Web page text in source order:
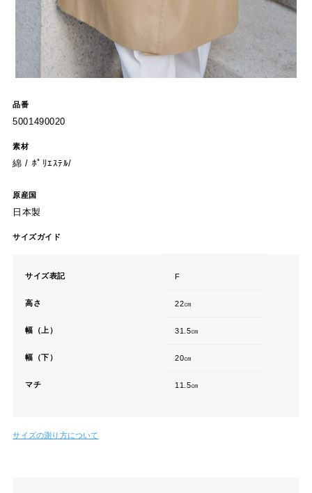
品番
5001490020
素材
綿 / ﾎﾟﾘｴｽﾃﾙ/
原産国
日本製
サイズガイド
サイズ表記 F
高さ 22㎝
幅（上） 31.5㎝
幅（下） 20㎝
マチ 11.5㎝
サイズの測り方について